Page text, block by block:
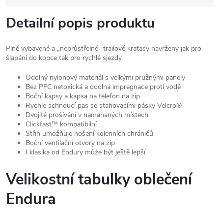
Detailní popis produktu
Plně vybavené a „neprůstřelné“ trailové kraťasy navrženy jak pro
šlapání do kopce tak pro rychlé sjezdy.
Odolný nylonový materiál s velkými pružnými panely
Bez PFC netoxická a odolná impregnace proti vodě
Boční kapsy a kapsa na telefon na zip
Rychle schnoucí pas se stahovacími pásky Velcro®
Dvojité prošívání v namáhaných místech
Clickfast™ kompatibilní
Střih umožňuje nošení kolenních chráničů
Boční ventilační otvory na zip
I klasika od Endury může být ještě lepší
Velikostní tabulky oblečení
Endura